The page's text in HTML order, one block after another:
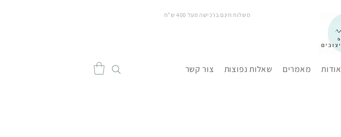
משלוח חינם ברכישה מעל 400 ש"ח
אודות מאמרים שאלות נפוצות צור קשר